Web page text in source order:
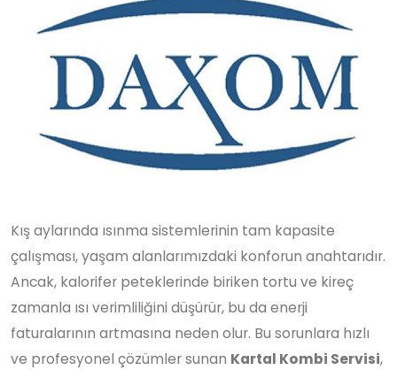
Kış aylarında ısınma sistemlerinin tam kapasite
çalışması, yaşam alanlarımızdaki konforun anahtarıdır.
Ancak, kalorifer peteklerinde biriken tortu ve kireç
zamanla ısı verimliliğini düşürür, bu da enerji
faturalarının artmasına neden olur. Bu sorunlara hızlı
ve profesyonel çözümler sunan Kartal Kombi Servisi,